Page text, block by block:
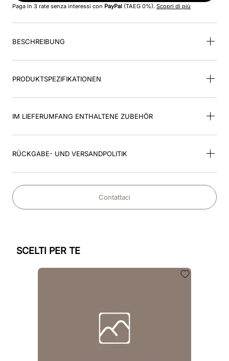
9.smart inlay
10.helm
Paga in 3 rate senza interessi con PayPal (TAEG 0%). Scopri di più
BESCHREIBUNG
PRODUKTSPEZIFIKATIONEN
IM LIEFERUMFANG ENTHALTENE ZUBEHÖR
RÜCKGABE- UND VERSANDPOLITIK
Contattaci
SCELTI PER TE